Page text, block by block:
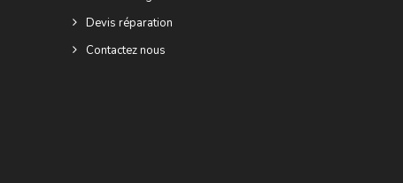
Devis réparation
Contactez nous